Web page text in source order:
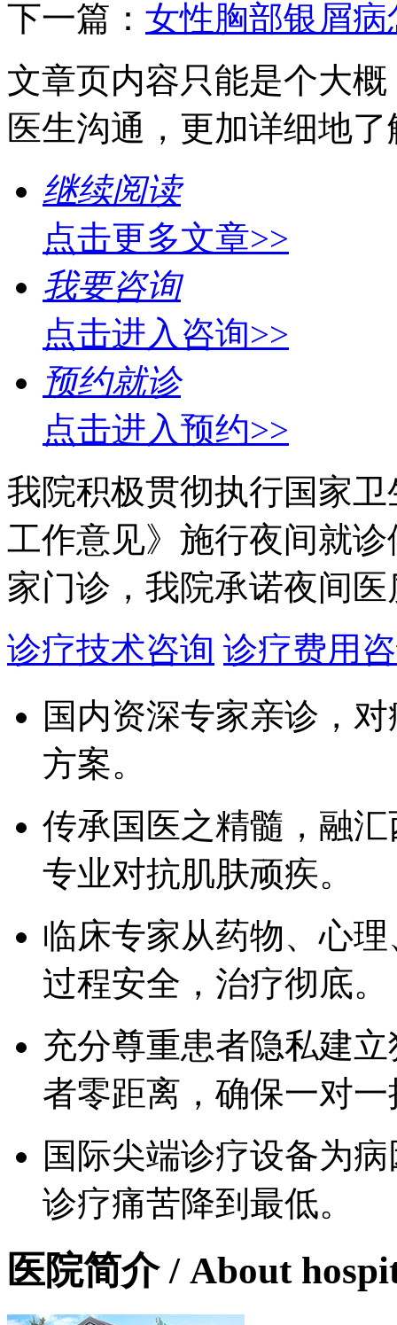
下一篇： 女性胸部银屑病
文章页内容只能是个大
医生沟通，更加详细地
继续阅读
点击更多文章>>
我要咨询
点击进入咨询>>
预约就诊
点击进入预约>>
我院积极贯彻执行国家
工作意见》施行夜间就
家门诊，我院承诺夜间
诊疗技术咨询 诊疗费用
国内资深专家亲诊，
方案。
传承国医之精髓，融
专业对抗肌肤顽疾。
临床专家从药物、心
过程安全，治疗彻底。
充分尊重患者隐私建
者零距离，确保一对
国际尖端诊疗设备为
诊疗痛苦降到最低。
医院简介 / About